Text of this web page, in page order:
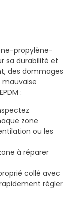
propylène-
sa durabilité et
des dommages
mauvaise
:
zone
ou les
à réparer
collé avec
régler